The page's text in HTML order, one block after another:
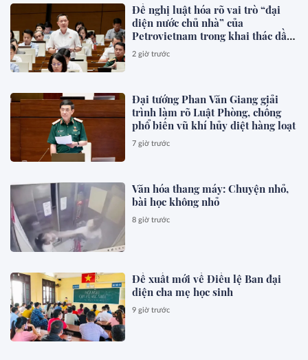
Đề nghị luật hóa rõ vai trò “đại
diện nước chủ nhà” của
Petrovietnam trong khai thác dầu
khí
2 giờ trước
Đại tướng Phan Văn Giang giải
trình làm rõ Luật Phòng, chống
phổ biến vũ khí hủy diệt hàng loạt
7 giờ trước
Văn hóa thang máy: Chuyện nhỏ,
bài học không nhỏ
8 giờ trước
Đề xuất mới về Điều lệ Ban đại
diện cha mẹ học sinh
9 giờ trước